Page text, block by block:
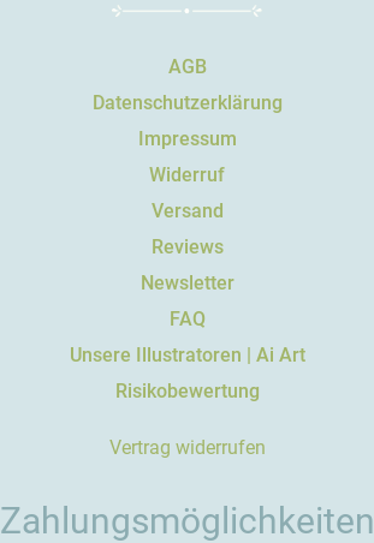
AGB
Datenschutzerklärung
Impressum
Widerruf
Versand
Reviews
Newsletter
FAQ
Unsere Illustratoren | Ai Art
Risikobewertung
Vertrag widerrufen
Zahlungsmöglichkeiten